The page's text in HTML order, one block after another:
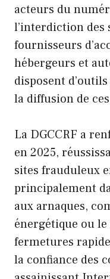
acteurs du
l’interdiction des
fournisseurs
hébergeurs et
disposent
la diffusion de
La DGCCRF a
en 2025,
sites frauduleux
principalement
aux arnaques,
énergétique ou le
fermetures
la confiance des